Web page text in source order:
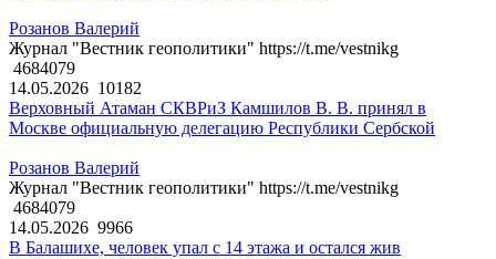
Розанов Валерий
Журнал "Вестник геополитики" https://t.me/vestnikg
4684079
14.05.2026 10182
Верховный Атаман СКВРиЗ Камшилов В. В. принял в
Москве официальную делегацию Республики Сербской
Розанов Валерий
Журнал "Вестник геополитики" https://t.me/vestnikg
4684079
14.05.2026 9966
В Балашихе, человек упал с 14 этажа и остался жив